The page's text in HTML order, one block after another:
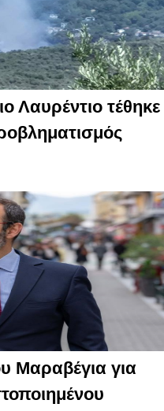
Λαυρέντιο τέθηκε
Μαραβέγια για